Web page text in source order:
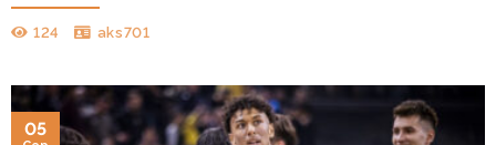
124 aks701
05